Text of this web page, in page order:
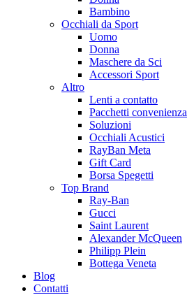
Bambino
Occhiali da Sport
Uomo
Donna
Maschere da Sci
Accessori Sport
Altro
Lenti a contatto
Pacchetti convenienza
Soluzioni
Occhiali Acustici
RayBan Meta
Gift Card
Borsa Spegetti
Top Brand
Ray-Ban
Gucci
Saint Laurent
Alexander McQueen
Philipp Plein
Bottega Veneta
Blog
Contatti